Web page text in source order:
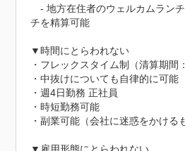
‐ 地方在住者のウェルカムラン
チを精算可能
▼時間にとらわれない
・フレックスタイム制（清算期間
・中抜けについても自律的に可能
・週4日勤務 正社員
・時短勤務可能
・副業可能（会社に迷惑をかける